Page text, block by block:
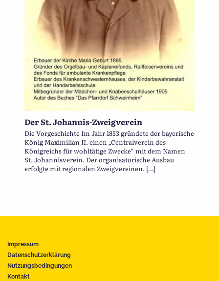
Der St. Johannis-Zweigverein
Die Vorgeschichte Im Jahr 1853 gründete der bayerische
König Maximilian II. einen „Centralverein des
Königreichs für wohltätige Zwecke“ mit dem Namen
St. Johannisverein. Der organisatorische Ausbau
erfolgte mit regionalen Zweigvereinen. […]
Impressum
Datenschutzerklärung
Nutzungsbedingungen
Kontakt